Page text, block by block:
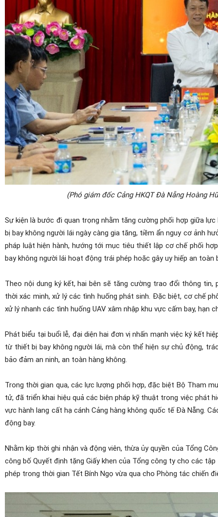
(Phó giám đốc Cảng HKQT Đà Nẵng Hoàng
Sự kiện là bước đi quan trọng nhằm tăng cường phối hợp giữa
bị bay không người lái ngày càng gia tăng, tiềm ẩn nguy cơ ảnh
pháp luật hiện hành, hướng tới mục tiêu thiết lập cơ chế phối
bay không người lái hoạt động trái phép hoặc gây uy hiếp an
Theo nội dung ký kết, hai bên sẽ tăng cường trao đổi thông tin,
thời xác minh, xử lý các tình huống phát sinh. Đặc biệt, cơ chế
xử lý nhanh các tình huống UAV xâm nhập khu vực cấm bay, hạn
Phát biểu tại buổi lễ, đại diện hai đơn vị nhấn mạnh việc ký kết
từ thiết bị bay không người lái, mà còn thể hiện sự chủ động,
bảo đảm an ninh, an toàn hàng không.
Trong thời gian qua, các lực lượng phối hợp, đặc biệt Bộ Tham
tử, đã triển khai hiệu quả các biện pháp kỹ thuật trong việc phát
vực hành lang cất hạ cánh Cảng hàng không quốc tế Đà Nẵng.
động bay.
Nhằm kịp thời ghi nhận và động viên, thừa ủy quyền của Tổng
công bố Quyết định tặng Giấy khen của Tổng công ty cho các
phép trong thời gian Tết Bính Ngọ vừa qua cho Phòng tác chiến